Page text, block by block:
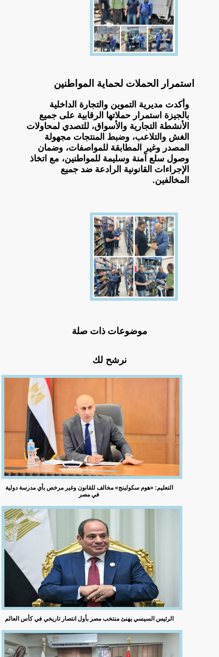
استمرار الحملات لحماية المواطنين
وأكدت مديرية التموين والتجارة الداخلية
بالجيزة استمرار حملاتها الرقابية على جميع
الأنشطة التجارية والأسواق، للتصدي لمحاولات
الغش والتلاعب، وضبط المنتجات مجهولة
المصدر وغير المطابقة للمواصفات، وضمان
وصول سلع آمنة وسليمة للمواطنين، مع اتخاذ
الإجراءات القانونية الرادعة ضد جميع
المخالفين.
موضوعات ذات صلة
نرشح لك
التعليم: «هوم سكولينج» مخالف للقانون وغير مرخص بأي مدرسة دولية
في مصر
الرئيس السيسي يهنئ منتخب مصر بأول انتصار تاريخي في كأس العالم